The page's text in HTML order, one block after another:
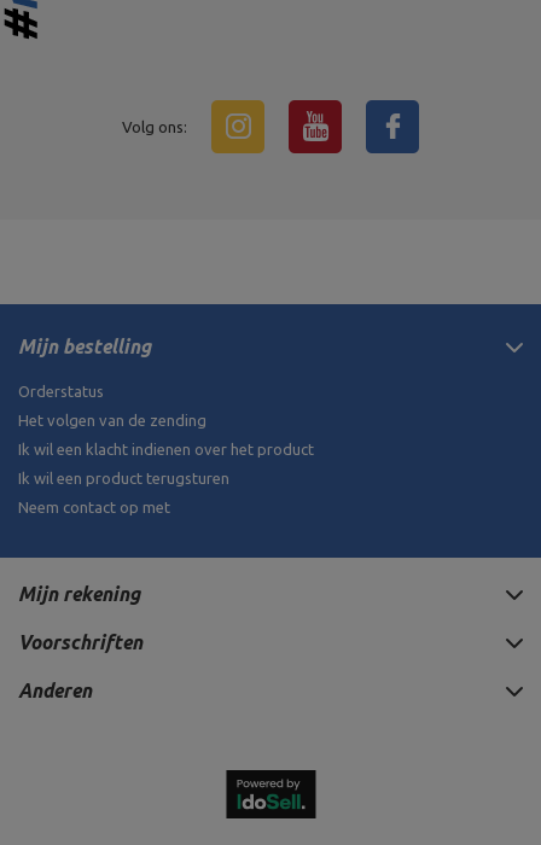
Volg ons:
Mijn bestelling
Orderstatus
Het volgen van de zending
Ik wil een klacht indienen over het product
Ik wil een product terugsturen
Neem contact op met
Mijn rekening
Voorschriften
Anderen